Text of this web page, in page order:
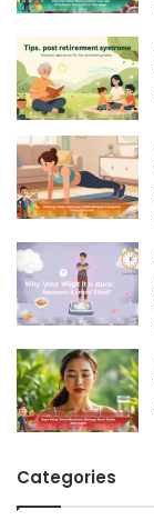
Categories